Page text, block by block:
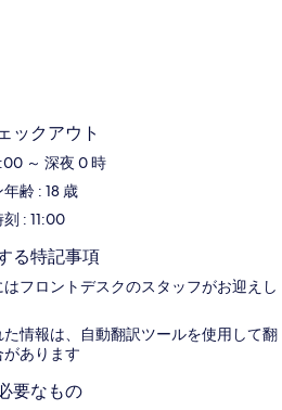
ックアウト
～ 深夜 0 時
齢 : 18 歳
: 11:00
る特記事項
フロントデスクのスタッフがお迎えし
情報は、自動翻訳ツールを使用して翻
あります
要なもの